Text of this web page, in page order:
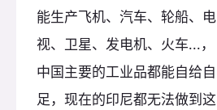
能生产飞机、汽车、轮船、电
视、卫星、发电机、火车...，
中国主要的工业品都能自给自
足，现在的印尼都无法做到这